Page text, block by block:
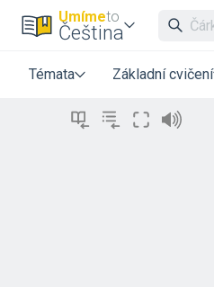
Umímeto
Čeština
Témata Základní cvičení